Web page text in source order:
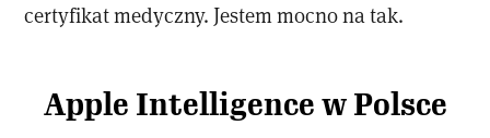
certyfikat medyczny. Jestem mocno na tak.
Apple Intelligence w Polsce